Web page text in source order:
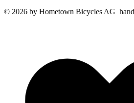
© 2026 by Hometown Bicycles AG hand